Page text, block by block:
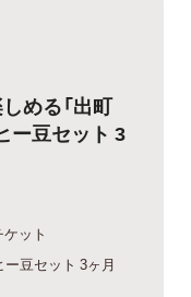
める「出町
ー豆セット 3
ット
ー豆セット 3ヶ月